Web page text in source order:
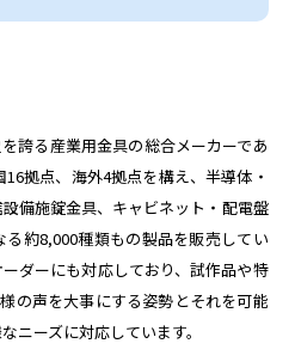
誇る産業用金具の総合メーカーであ
拠点、海外4拠点を構え、半導体・
備施錠金具、キャビネット・配電盤
約8,000種類もの製品を販売してい
ダーにも対応しており、試作品や特
の声を大事にする姿勢とそれを可能
ニーズに対応しています。